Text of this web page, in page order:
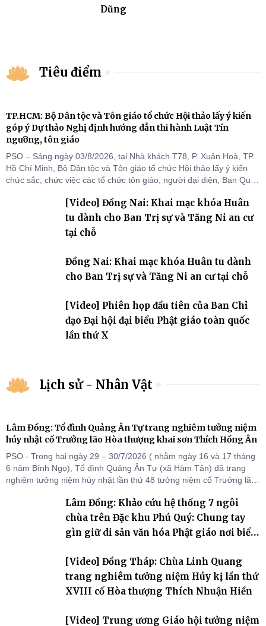
Dũng
Tiêu điểm
TP.HCM: Bộ Dân tộc và Tôn giáo tổ chức Hội thảo lấy ý kiến
góp ý Dự thảo Nghị định hướng dẫn thi hành Luật Tín
ngưỡng, tôn giáo
PSO – Sáng ngày 03/8/2026, tại Nhà khách T78, P. Xuân Hoà, TP.
Hồ Chí Minh, Bộ Dân tộc và Tôn giáo tổ chức Hội thảo lấy ý kiến
chức sắc, chức việc các tổ chức tôn giáo, người đại diện, Ban Quản
góp ý hoàn thiện hồ sơ Dự thảo Nghị định quy định chi tiết một số
điều và biện pháp để tổ chức
[Video] Đồng Nai: Khai mạc khóa Huân
tu dành cho Ban Trị sự và Tăng Ni an cư
tại chỗ
Đồng Nai: Khai mạc khóa Huân tu dành
cho Ban Trị sự và Tăng Ni an cư tại chỗ
[Video] Phiên họp đầu tiên của Ban Chỉ
đạo Đại hội đại biểu Phật giáo toàn quốc
lần thứ X
Lịch sử - Nhân Vật
Lâm Đồng: Tổ đình Quảng Ân Tự trang nghiêm tưởng niệm
húy nhật cố Trưởng lão Hòa thượng khai sơn Thích Hồng Ân
PSO - Trong hai ngày 29 – 30/7/2026 ( nhằm ngày 16 và 17 tháng
6 năm Bính Ngọ), Tổ đình Quảng Ân Tự (xã Hàm Tân) đã trang
nghiêm tưởng niệm húy nhật lần thứ 48 tưởng niệm cố Trưởng lão
Chư Tôn đức Tăng Ni, môn đồ pháp quyến cùng đông đảo thiện tín
Phật tử đã đồng vân tập về đạo tràng, th
Lâm Đồng: Khảo cứu hệ thống 7 ngôi
chùa trên Đặc khu Phú Quý: Chung tay
gìn giữ di sản văn hóa Phật giáo nơi biển
[Video] Đồng Tháp: Chùa Linh Quang
trang nghiêm tưởng niệm Húy kị lần thứ
XVIII cố Hòa thượng Thích Nhuận Hiền
[Video] Trung ương Giáo hội tưởng niệm